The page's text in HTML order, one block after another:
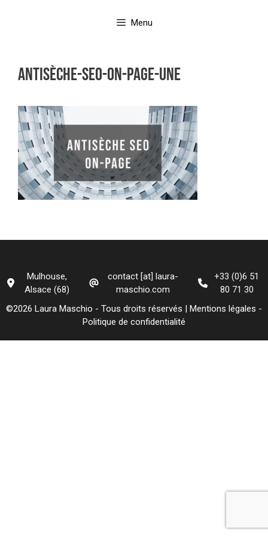
Menu
Antisèche-SEO-on-page-une
Mulhouse,
Alsace (68)
contact [at] laura-
maschio.com
+33 (0)6 51
80 71 30
©2026 Laura Maschio - Tous droits réservés | Mentions légales -
Politique de confidentialité